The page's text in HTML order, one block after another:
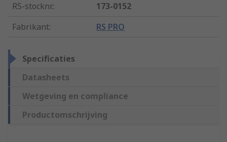
RS-stocknr.:
173-0152
Fabrikant: RS PRO
Specificaties
Datasheets
Wetgeving en compliance
Productomschrijving